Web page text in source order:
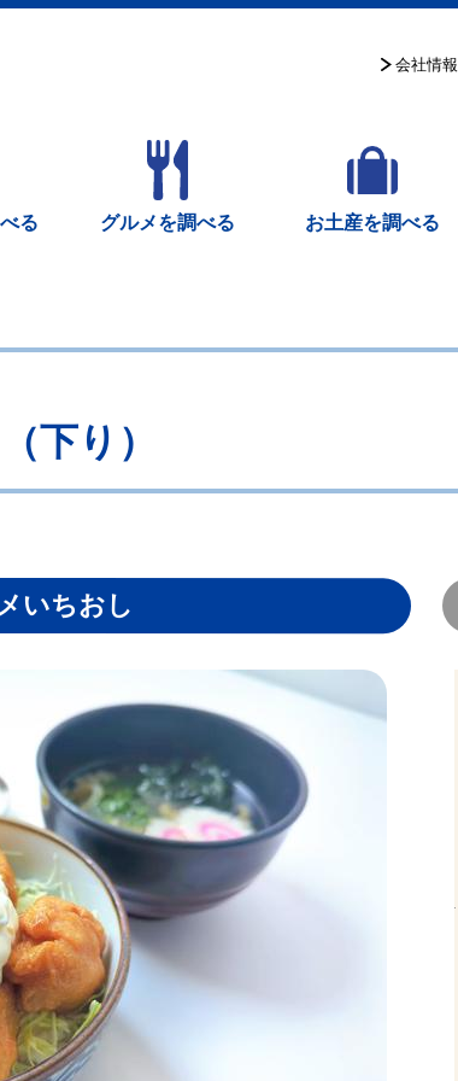
会社情報
る グルメを調べる お土産を調べる
下り）
いちおし